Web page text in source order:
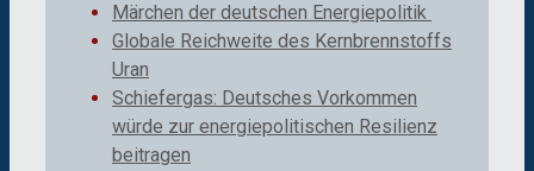
Märchen der deutschen Energiepolitik
Globale Reichweite des Kernbrennstoffs
Uran
Schiefergas: Deutsches Vorkommen
würde zur energiepolitischen Resilienz
beitragen